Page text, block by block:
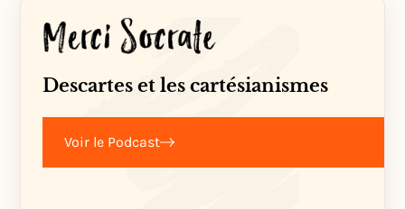
Descartes et les cartésianismes
Voir le Podcast